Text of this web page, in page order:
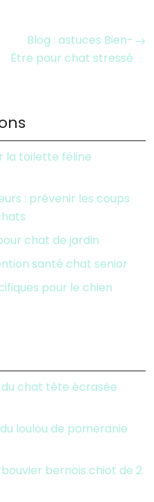
Blog : astuces Bien-
Être pour chat stressé
la toilette féline
: prévenir les coups
chat de jardin
santé chat senior
pour le chien
chat tête écrasée
loulou de pomeranie
bernois chiot de 2